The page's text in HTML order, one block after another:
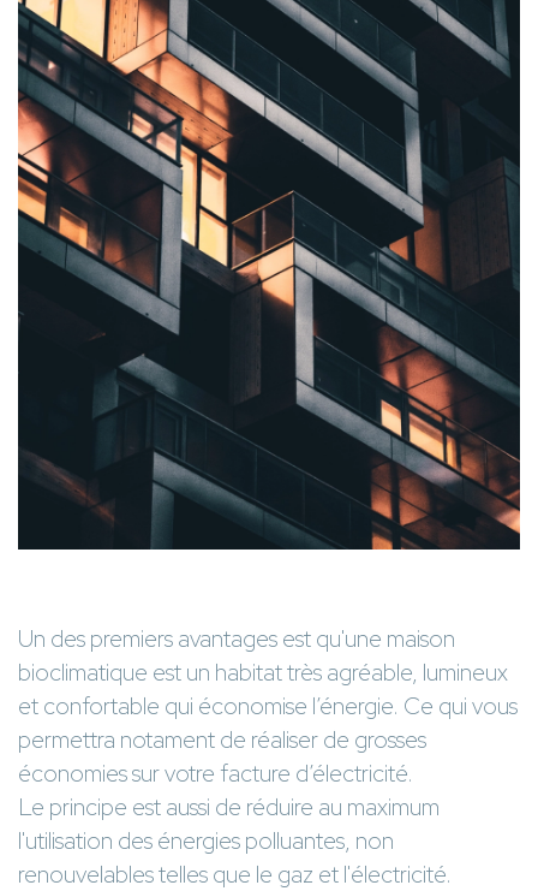
Un des premiers avantages est qu'une maison
bioclimatique est un habitat très agréable, lumineux
et confortable qui économise l’énergie. Ce qui vous
permettra notament de réaliser de grosses
économies sur votre facture d’électricité.
Le principe est aussi de réduire au maximum
l'utilisation des énergies polluantes, non
renouvelables telles que le gaz et l'électricité.